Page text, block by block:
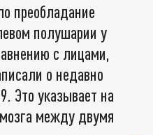
преобладание
полушарии у
с лицами,
о недавно
Это указывает на
между двумя